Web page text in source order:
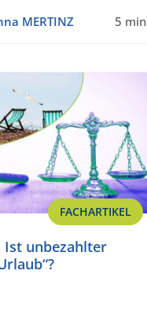
MERTINZ 5 min
FACHARTIKEL
unbezahlter